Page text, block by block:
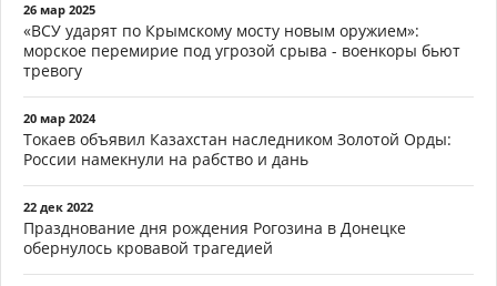
26 мар 2025
«ВСУ ударят по Крымскому мосту новым оружием»:
морское перемирие под угрозой срыва - военкоры бьют
тревогу
20 мар 2024
Токаев объявил Казахстан наследником Золотой Орды:
России намекнули на рабство и дань
22 дек 2022
Празднование дня рождения Рогозина в Донецке
обернулось кровавой трагедией